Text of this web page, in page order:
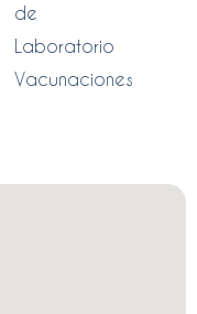
de
Laboratorio
Vacunaciones